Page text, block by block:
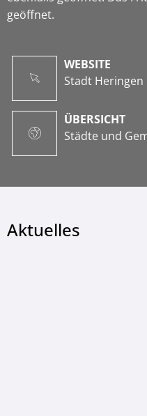
geöffnet.
WEBSITE
Stadt Heringen
ÜBERSICHT
Städte und
Aktuelles